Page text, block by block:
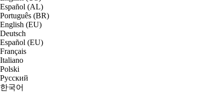
Español (AL)
Português (BR)
English (EU)
Deutsch
Español (EU)
Français
Italiano
Polski
Русский
한국어